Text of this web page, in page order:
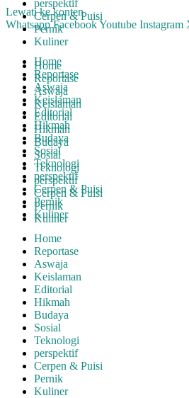
Lewati ke konten
Whatsapp FacebookYoutube Instagram
Home
Reportase
Aswaja
Keislaman
Editorial
Hikmah
Budaya
Sosial
Teknologi
perspektif
Cerpen & Puisi
Pernik
Kuliner
Home
Reportase
Aswaja
Keislaman
Editorial
Hikmah
Budaya
Sosial
Teknologi
perspektif
Cerpen & Puisi
Pernik
Kuliner
perspektif
Cerpen & Puisi
Pernik
Kuliner
Home
Reportase
Aswaja
Keislaman
Editorial
Hikmah
Budaya
Sosial
Teknologi
perspektif
Cerpen & Puisi
Pernik
Kuliner